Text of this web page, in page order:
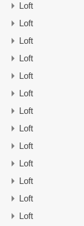
Loft
Loft
Loft
Loft
Loft
Loft
Loft
Loft
Loft
Loft
Loft
Loft
Loft